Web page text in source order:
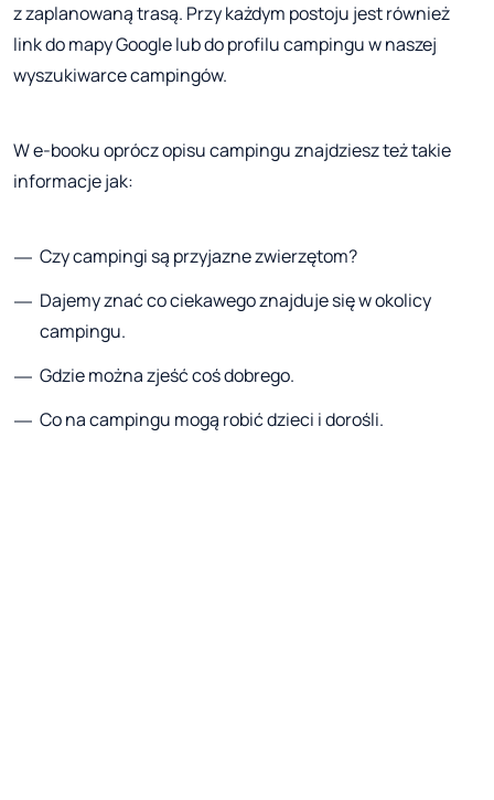
z zaplanowaną trasą. Przy każdym postoju jest również
link do mapy Google lub do profilu campingu w naszej
wyszukiwarce campingów.
W e-booku oprócz opisu campingu znajdziesz też takie
informacje jak:
Czy campingi są przyjazne zwierzętom?
Dajemy znać co ciekawego znajduje się w okolicy
campingu.
Gdzie można zjeść coś dobrego.
Co na campingu mogą robić dzieci i dorośli.